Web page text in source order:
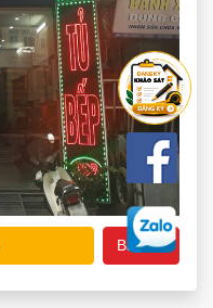
Bản đồ